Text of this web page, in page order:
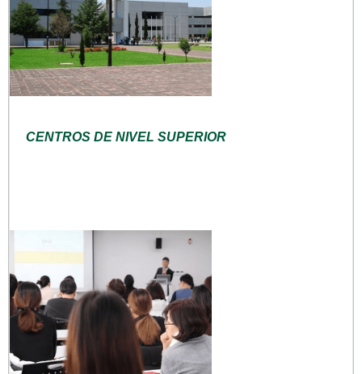
CENTROS DE NIVEL SUPERIOR